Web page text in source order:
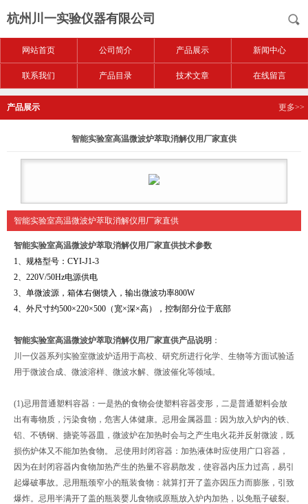
杭州川一实验仪器有限公司
网站首页 公司简介 产品展示 新闻中心
联系我们 产品目录 技术文章 在线留言
产品展示 更多>>
智能实验室高温微波炉萃取消解仪用厂家直供
智能实验室高温微波炉萃取消解仪用厂家直供
智能实验室高温微波炉萃取消解仪用厂家直供技术参数
1
、规格型号：CYI-J1-3
2 、220V/50Hz电源供电
3 、单微波源，箱体右侧馈入，输出微波功率800W
4 、外尺寸约500×220×500（宽×深×高），控制部分位于底部
智能实验室高温微波炉萃取消解仪用厂家直供产品说明 ：
川一仪器系列实验室微波炉适用于高校、研究所进行化学、生物等方面试验适
用于微波合成、微波溶样、微波水解、微波催化等领域。
(1)忌用普通塑料容器：一是热的食物会使塑料容器变形，二是普通塑料会放
出有毒物质，污染食物，危害人体健康。忌用金属器皿：因为放入炉内的铁、
铝、不锈钢、搪瓷等器皿，微波炉在加热时会与之产生电火花并反射微波，既
损伤炉体又不能加热食物。 忌使用封闭容器：加热液体时应使用广口容器，
因为在封闭容器内食物加热产生的热量不容易散发，使容器内压力过高，易引
起爆破事故。忌用瓶颈窄小的瓶装食物：就算打开了盖亦因压力而膨胀，引致
爆炸。忌用半满开了盖的瓶装婴儿食物或原瓶放入炉内加热，以免瓶子破裂。